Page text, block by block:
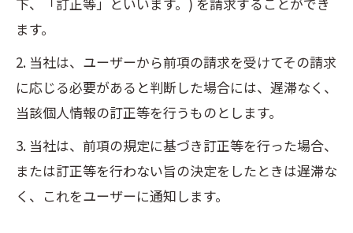
ます。
2. 当社は、ユーザーから前項の請求を受けてその請求
に応じる必要があると判断した場合には、遅滞なく、
当該個人情報の訂正等を行うものとします。
3. 当社は、前項の規定に基づき訂正等を行った場合、
または訂正等を行わない旨の決定をしたときは遅滞な
く、これをユーザーに通知します。